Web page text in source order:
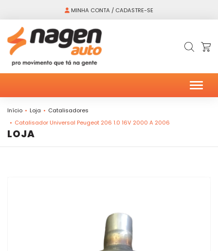
MINHA CONTA / CADASTRE-SE
Início Loja
Catalisadores
Catalisador Universal Peugeot 206 1.0 16V 2000 A 2006
LOJA